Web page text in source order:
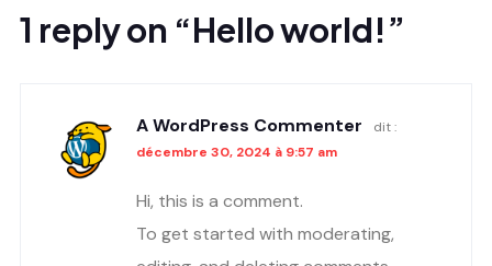
1 reply on “Hello world!”
A WordPress Commenter
dit :
décembre 30, 2024 à 9:57 am
Hi, this is a comment.
To get started with moderating,